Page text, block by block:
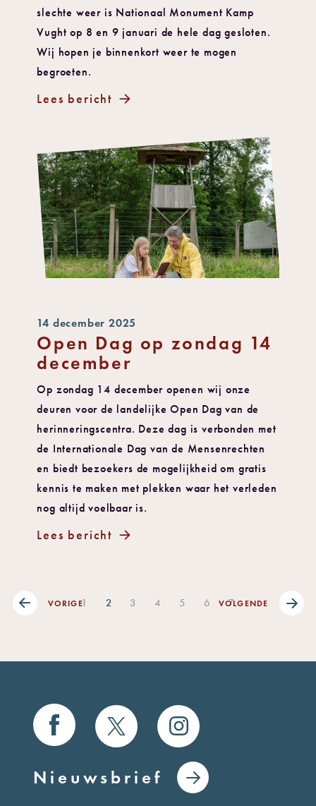
slechte weer is Nationaal Monument Kamp
Vught op 8 en 9 januari de hele dag gesloten.
Wij hopen je binnenkort weer te mogen
begroeten.
Lees bericht
14 december 2025
Open Dag op zondag 14
december
Op zondag 14 december openen wij onze
deuren voor de landelijke Open Dag van de
herinneringscentra. Deze dag is verbonden met
de Internationale Dag van de Mensenrechten
en biedt bezoekers de mogelijkheid om gratis
kennis te maken met plekken waar het verleden
nog altijd voelbaar is.
Lees bericht
VORIGE1 2 3 4 5 6 7
VOLGENDE
Nieuwsbrief